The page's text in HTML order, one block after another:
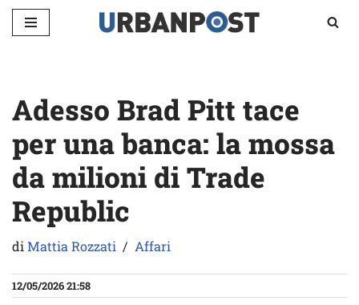
Adesso Brad Pitt tace
per una banca: la mossa
da milioni di Trade
Republic
diMattia Rozzati Affari
12/05/2026 21:58